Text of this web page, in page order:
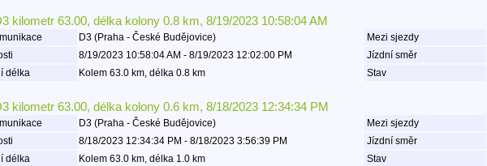
kilometr 63.00, délka kolony 0.8 km, 8/19/2023 10:58:04 AM
D3 (Praha - České Budějovice) Mezi sjezdy
8/19/2023 10:58:04 AM - 8/19/2023 12:02:00 PM Jízdní směr
délka
Kolem 63.0 km, délka 0.8 km Stav
kilometr 63.00, délka kolony 0.6 km, 8/18/2023 12:34:34 PM
D3 (Praha - České Budějovice) Mezi sjezdy
8/18/2023 12:34:34 PM - 8/18/2023 3:56:39 PM Jízdní směr
délka
Kolem 63.0 km, délka 1.0 km Stav